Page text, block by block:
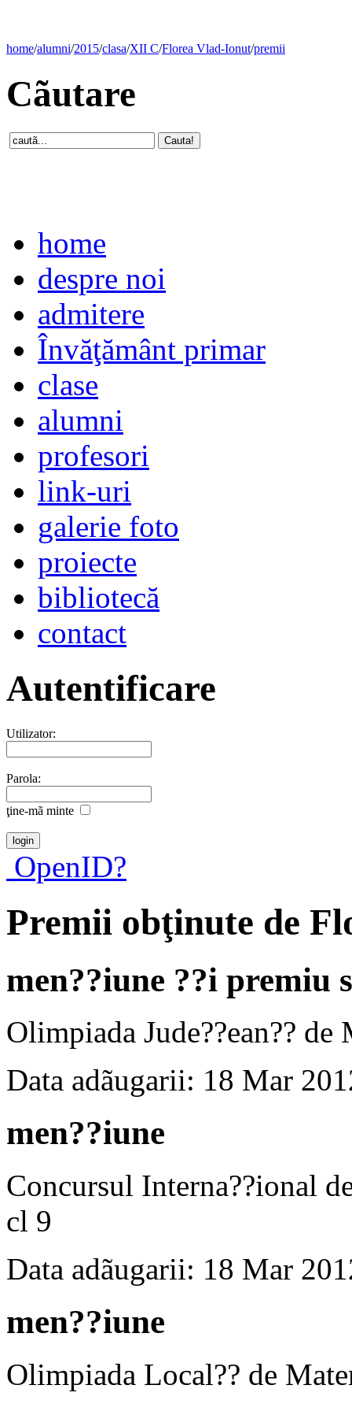
home/alumni/2015/clasa/XII C/Florea Vlad-Ionut/premii
Cãutare
home
despre noi
admitere
Învăţământ primar
clase
alumni
profesori
link-uri
galerie foto
proiecte
bibliotecă
contact
Autentificare
Utilizator:
Parola:
ţine-mã minte
OpenID?
Premii obţinute de
men??iune ??i premiu
Olimpiada Jude??ean??
Data adãugarii: 18 Mar
men??iune
Concursul Interna??ional
cl 9
Data adãugarii: 18 Mar
men??iune
Olimpiada Local?? de